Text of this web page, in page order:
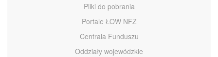
Pliki do pobrania
Portale ŁOW NFZ
Centrala Funduszu
Oddziały wojewódzkie